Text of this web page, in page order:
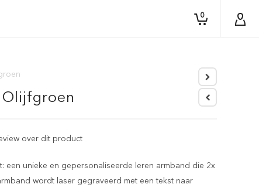
0
Olijfgroen
over dit product
een unieke en gepersonaliseerde leren armband die 2x
wordt laser gegraveerd met een tekst naar